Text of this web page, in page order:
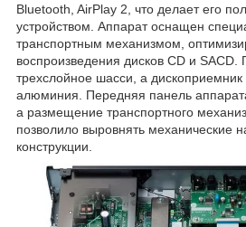
Bluetooth, AirPlay 2, что делает его
устройством. Аппарат оснащен
транспортным механизмом,
воспроизведения дисков CD и SACD.
трехслойное шасси, а дископриемник
алюминия. Передняя панель
а размещение транспортного
позволило выровнять механические
конструкции.